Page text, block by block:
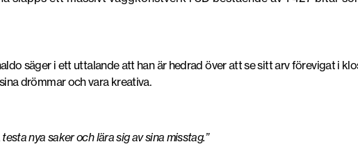
säger i ett uttalande att han är hedrad över att se sitt arv förevigat i
drömmar och vara kreativa.
nya saker och lära sig av sina misstag.”